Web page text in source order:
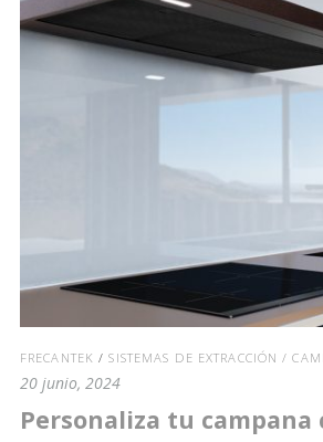
FRECANTEK /SISTEMAS DE EXTRACCIÓN /
20 junio, 2024
Personaliza tu campana